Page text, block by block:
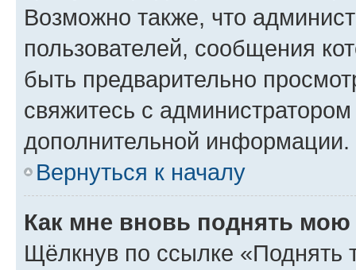
Возможно также, что
пользователей, сообщения
быть предварительно
свяжитесь с
дополнительной информации.
Вернуться к началу
Как мне вновь поднять мою
Щёлкнув по ссылке «Поднять